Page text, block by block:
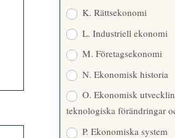
K. Rättsekonomi
L. Industriell ekonomi
M. Företagsekonomi
N. Ekonomisk historia
O. Ekonomisk
teknologiska förändringar
P. Ekonomiska system